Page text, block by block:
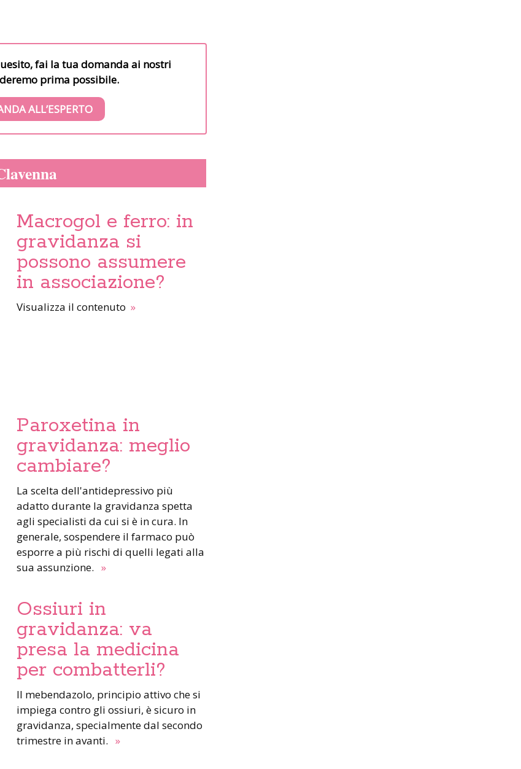
fai la tua domanda ai nostri
prima possibile.
ALL’ESPERTO
Macrogol e ferro: in
gravidanza si
possono assumere
in associazione?
Visualizza il contenuto »
Paroxetina in
gravidanza: meglio
cambiare?
La scelta dell'antidepressivo più
adatto durante la gravidanza spetta
agli specialisti da cui si è in cura. In
generale, sospendere il farmaco può
esporre a più rischi di quelli legati alla
sua assunzione. »
Ossiuri in
gravidanza: va
presa la medicina
per combatterli?
Il mebendazolo, principio attivo che si
impiega contro gli ossiuri, è sicuro in
gravidanza, specialmente dal secondo
trimestre in avanti. »